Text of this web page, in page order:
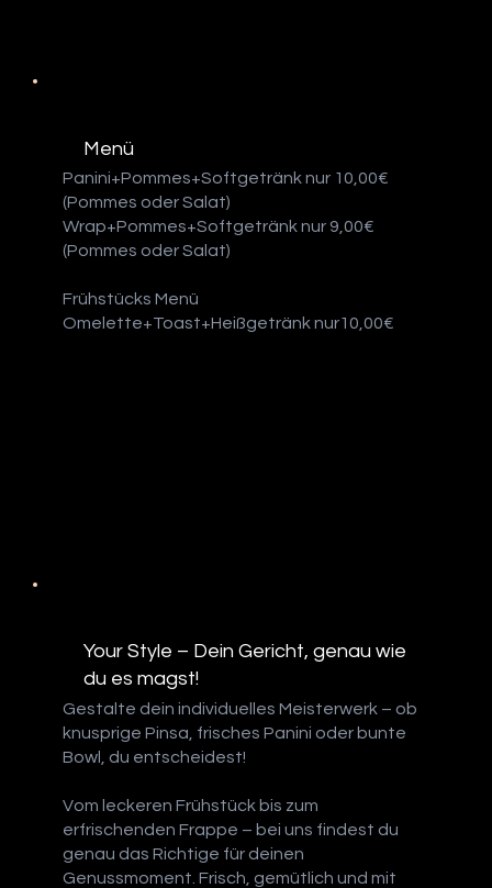
Menü
Panini+Pommes+Softgetränk nur 10,00€
(Pommes oder Salat)
Wrap+Pommes+Softgetränk nur 9,00€
(Pommes oder Salat)
Frühstücks Menü
Omelette+Toast+Heißgetränk nur10,00€
Your Style – Dein Gericht, genau wie
du es magst!
Gestalte dein individuelles Meisterwerk – ob
knusprige Pinsa, frisches Panini oder bunte
Bowl, du entscheidest!
Vom leckeren Frühstück bis zum
erfrischenden Frappe – bei uns findest du
genau das Richtige für deinen
Genussmoment. Frisch, gemütlich und mit